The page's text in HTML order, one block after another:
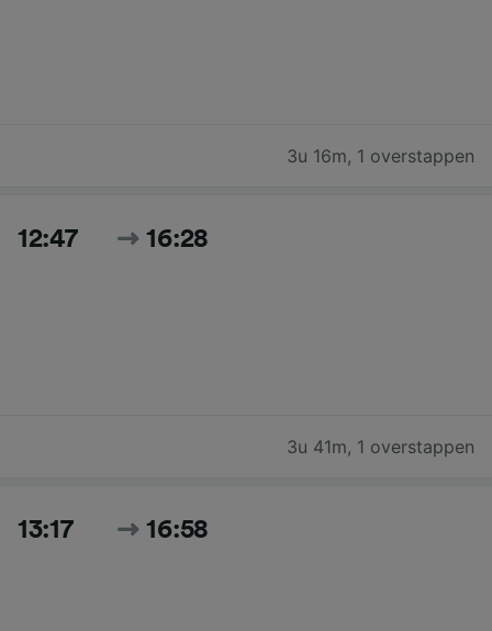
3u 16m, 1 overstappen
12:47 16:28
3u 41m, 1 overstappen
13:17 16:58